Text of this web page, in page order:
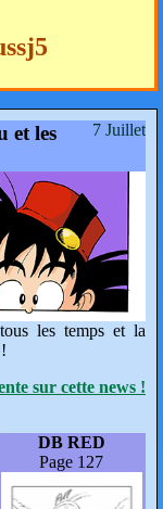
7 Juillet
et les
les temps et la
sur cette news !
DB RED
Page 127